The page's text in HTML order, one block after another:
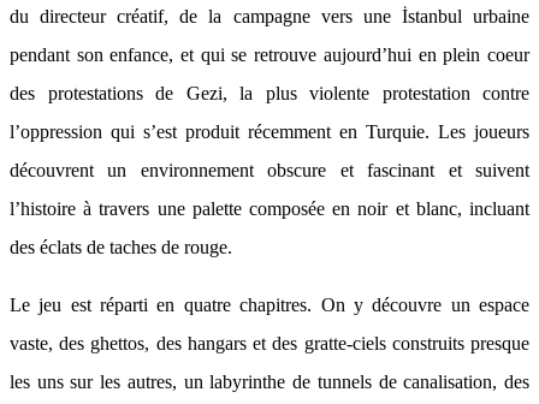
du directeur créatif, de la campagne vers une İstanbul urbaine
pendant son enfance, et qui se retrouve aujourd’hui en plein coeur
des protestations de Gezi, la plus violente protestation contre
l’oppression qui s’est produit récemment en Turquie. Les joueurs
découvrent un environnement obscure et fascinant et suivent
l’histoire à travers une palette composée en noir et blanc, incluant
des éclats de taches de rouge.
Le jeu est réparti en quatre chapitres. On y découvre un espace
vaste, des ghettos, des hangars et des gratte-ciels construits presque
les uns sur les autres, un labyrinthe de tunnels de canalisation, des